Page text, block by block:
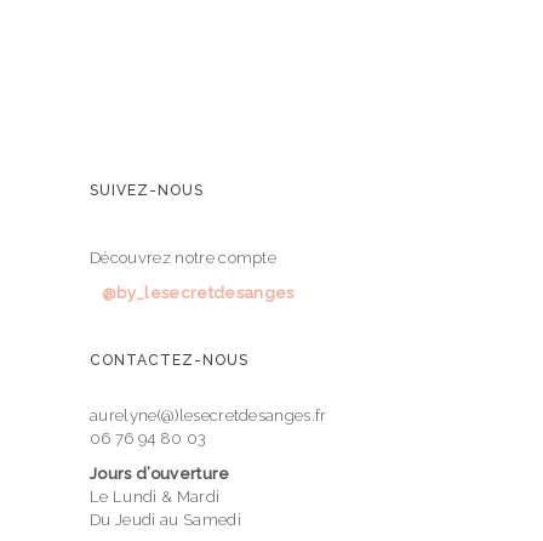
SUIVEZ-NOUS
Découvrez notre compte
@by_lesecretdesanges
CONTACTEZ-NOUS
aurelyne(@)lesecretdesanges.fr
06 76 94 80 03
Jours d’ouverture
Le Lundi & Mardi
Du Jeudi au Samedi